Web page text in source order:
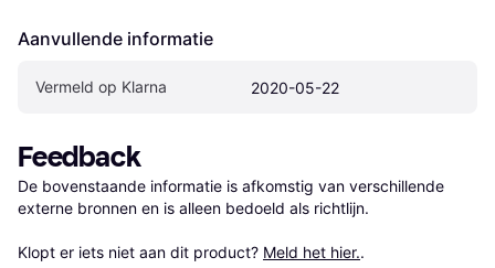
Aanvullende informatie
Vermeld op Klarna 2020-05-22
Feedback
De bovenstaande informatie is afkomstig van verschillende
externe bronnen en is alleen bedoeld als richtlijn.
Klopt er iets niet aan dit product? Meld het hier..